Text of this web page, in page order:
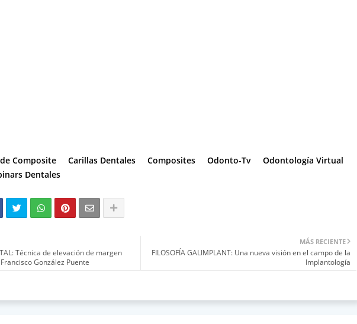
Composite Carillas Dentales Composites Odonto-Tv
Odontología Virtual
Dentales
MÁS RECIENTE
FILOSOFÍA GALIMPLANT: Una nueva visión en el campo de la
Implantología
Técnica de elevación de margen
González Puente